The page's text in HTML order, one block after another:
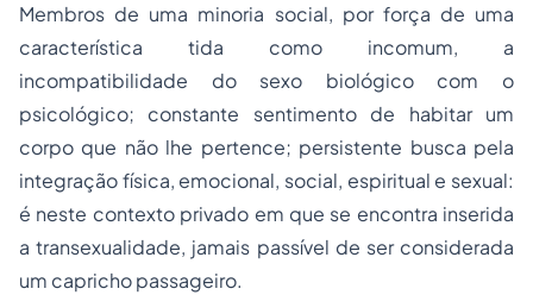
Membros de uma minoria social, por força de uma
característica tida como incomum, a
incompatibilidade do sexo biológico com o
psicológico; constante sentimento de habitar um
corpo que não lhe pertence; persistente busca pela
integração física, emocional, social, espiritual e sexual:
é neste contexto privado em que se encontra inserida
a transexualidade, jamais passível de ser considerada
um capricho passageiro.